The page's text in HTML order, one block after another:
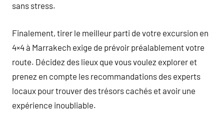
sans stress.
Finalement, tirer le meilleur parti de votre excursion en
4×4 à Marrakech exige de prévoir préalablement votre
route. Décidez des lieux que vous voulez explorer et
prenez en compte les recommandations des experts
locaux pour trouver des trésors cachés et avoir une
expérience inoubliable.